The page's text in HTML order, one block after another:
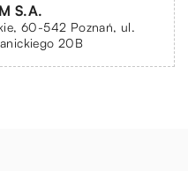
S.A.
60-542 Poznań, ul.
20B